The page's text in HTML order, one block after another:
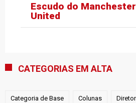
Escudo do Manchester
United
CATEGORIAS EM ALTA
Categoria de Base Colunas